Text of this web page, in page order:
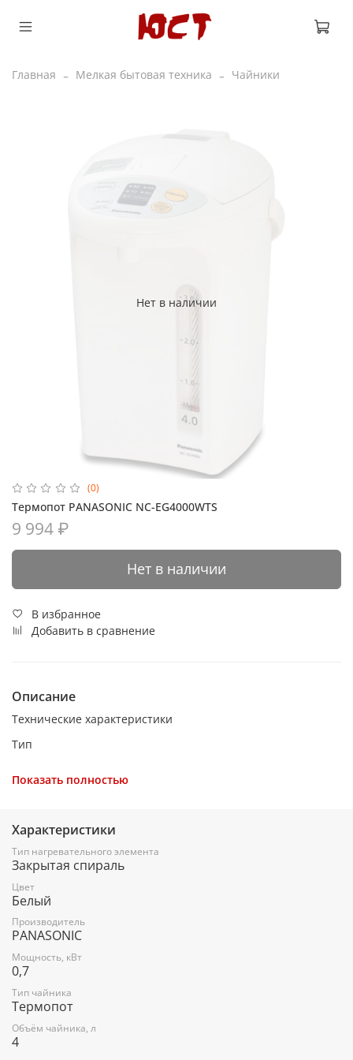
Главная Мелкая бытовая техника Чайники
Нет в наличии
(0)
Термопот PANASONIC NC-EG4000WTS
9 994 ₽
Нет в наличии
В избранное
Добавить в сравнение
Описание
Технические характеристики
Тип
Мощность
700 Вт
Насос
автоматический
закрытая спираль
Материал корпуса
-- (двойные стенки)
Особенности
Показать полностью
Характеристики
Тип нагревательного элемента
Закрытая спираль
Цвет
Белый
Производитель
PANASONIC
Мощность, кВт
0,7
Тип чайника
Термопот
Объём чайника, л
4